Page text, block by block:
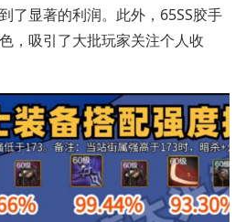
了显著的利润。此外，65SS胶手
，吸引了大批玩家关注个人收